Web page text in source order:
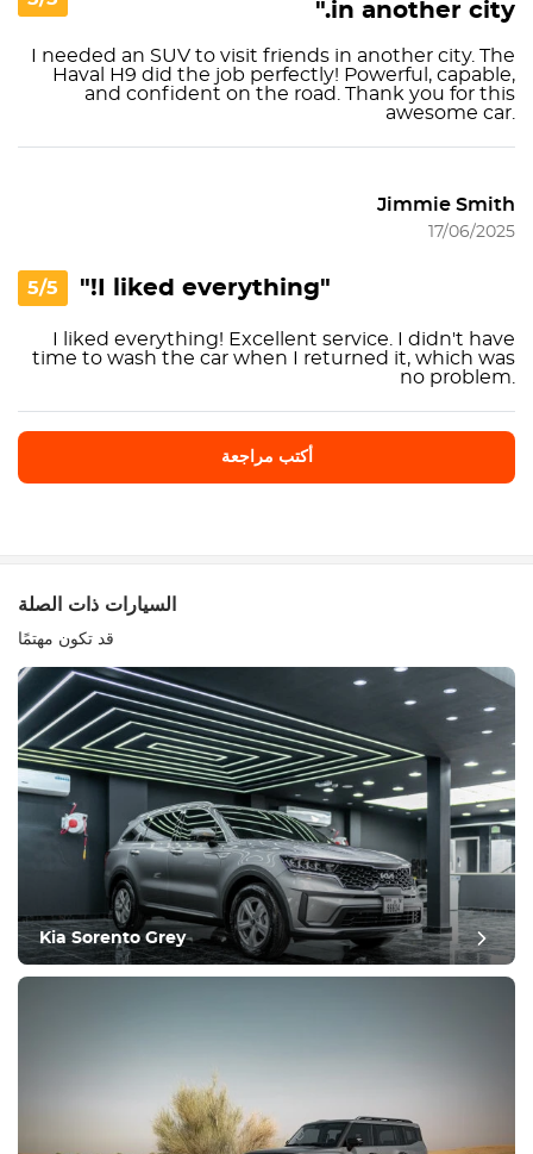
in another city."
I needed an SUV to visit friends in another city. The
Haval H9 did the job perfectly! Powerful, capable,
and confident on the road. Thank you for this
awesome car.
Jimmie Smith
17/06/2025
5/5 "I liked everything!"
I liked everything! Excellent service. I didn't have
time to wash the car when I returned it, which was
no problem.
أكتب مراجعة
معدات
مريح
التحكم في المناخ
يقود
حالة
السيارات ذات الصلة
قد تكون مهتمًا
Kia Sorento Grey